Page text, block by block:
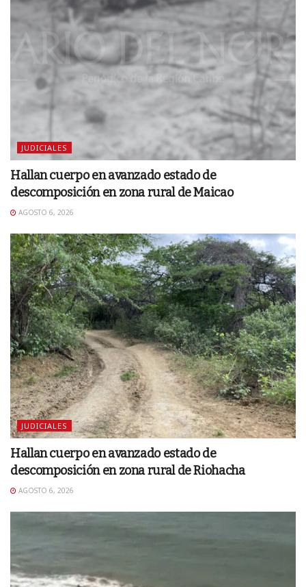
JUDICIALES
Hallan cuerpo en avanzado estado de
descomposición en zona rural de Maicao
AGOSTO 6, 2026
JUDICIALES
Hallan cuerpo en avanzado estado de
descomposición en zona rural de Riohacha
AGOSTO 6, 2026